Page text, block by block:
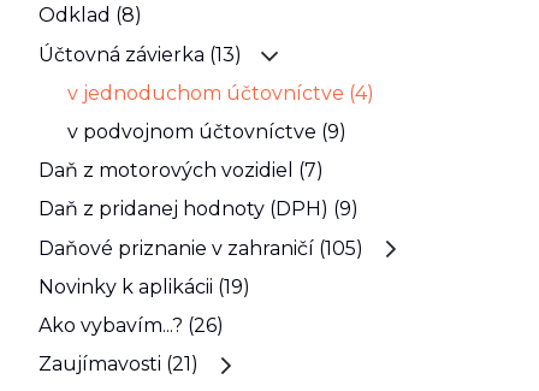
Odklad (8)
Účtovná závierka (13)
v jednoduchom účtovníctve (4)
v podvojnom účtovníctve (9)
Daň z motorových vozidiel (7)
Daň z pridanej hodnoty (DPH) (9)
Daňové priznanie v zahraničí (105)
Novinky k aplikácii (19)
Ako vybavím...? (26)
Zaujímavosti (21)